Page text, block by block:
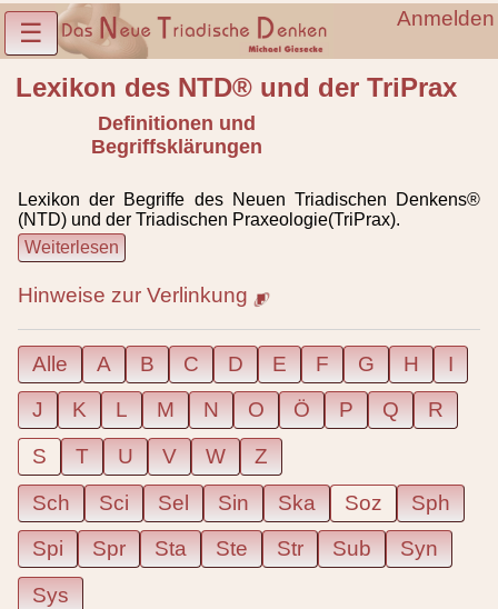
Anmelden
☰
Lexikon des NTD® und der TriPrax
Definitionen und
Begriffsklärungen
Lexikon der Begriffe des Neuen Triadischen Denkens®
(NTD) und der Triadischen Praxeologie(TriPrax).
Weiterlesen
Hinweise zur Verlinkung
Alle A B C D E F G H
I
J
K L M N O Ö P Q
R
S
T U V W
Z
Sch
Sci Sel Sin Ska Soz
Sph
Spi
Spr Sta Ste Str Sub
Syn
Sys